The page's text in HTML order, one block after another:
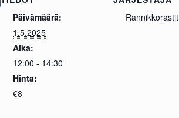
Päivämäärä:
1.5.2025
Aika:
12:00 - 14:30
Hinta:
€8
Rannikkorastit